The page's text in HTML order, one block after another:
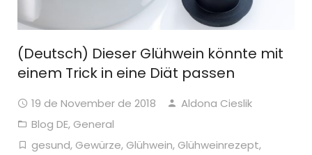
(Deutsch) Dieser Glühwein könnte mit
einem Trick in eine Diät passen
19 de November de 2018
Aldona Cieslik
Blog DE, General
gesund, Gewürze, Glühwein, Glühweinrezept,